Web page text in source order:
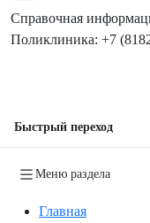
Справочная
Поликлиника: +7
Быстрый переход
Меню раздела
Главная